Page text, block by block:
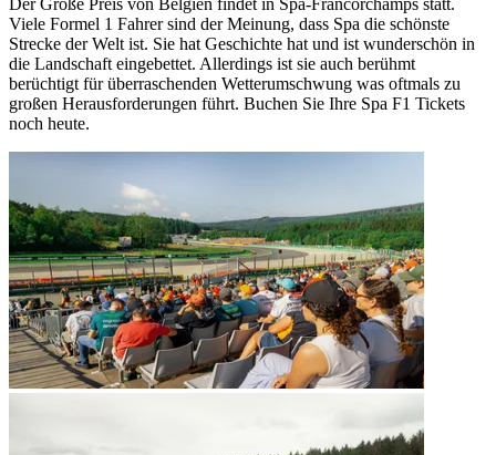
Der Große Preis von Belgien findet in Spa-Francorchamps statt.
Viele Formel 1 Fahrer sind der Meinung, dass Spa die schönste
Strecke der Welt ist. Sie hat Geschichte hat und ist wunderschön in
die Landschaft eingebettet. Allerdings ist sie auch berühmt
berüchtigt für überraschenden Wetterumschwung was oftmals zu
großen Herausforderungen führt. Buchen Sie Ihre Spa F1 Tickets
noch heute.